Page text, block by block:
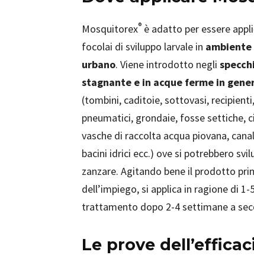
Mosquitorex® è adatto per essere
focolai di sviluppo larvale in
urbano. Viene introdotto negli
stagnante e in acque ferme in
(tombini, caditoie, sottovasi, recipienti,
pneumatici, grondaie, fosse settiche,
vasche di raccolta acqua piovana,
bacini idrici ecc.) ove si potrebbero
zanzare. Agitando bene il prodotto
dell’impiego, si applica in ragione di
trattamento dopo 2-4 settimane a
Le prove